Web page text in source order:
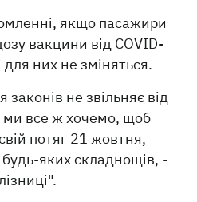
якщо пасажири
вакцини від COVID-
них не зміняться.
не звільняє від
ми все ж хочемо, щоб
потяг 21 жовтня,
яких складнощів, -